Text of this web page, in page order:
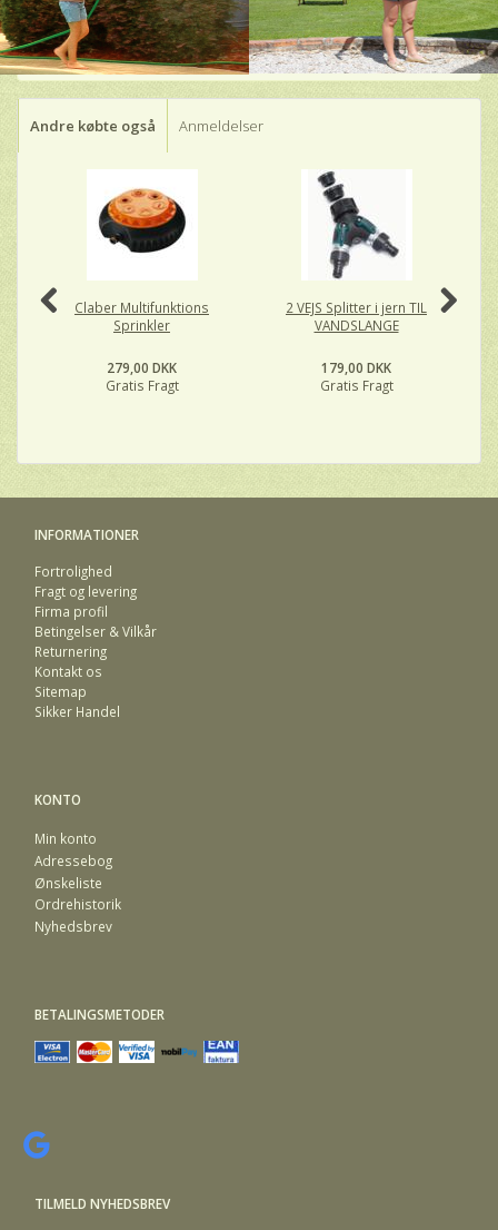
Andre købte også Anmeldelser
Claber Multifunktions
Sprinkler
279,00 DKK
Gratis Fragt
2 VEJS Splitter i jern TIL
VANDSLANGE
179,00 DKK
Gratis Fragt
INFORMATIONER
Fortrolighed
Fragt og levering
Firma profil
Betingelser & Vilkår
Returnering
Kontakt os
Sitemap
Sikker Handel
KONTO
Min konto
Adressebog
Ønskeliste
Ordrehistorik
Nyhedsbrev
BETALINGSMETODER
TILMELD NYHEDSBREV